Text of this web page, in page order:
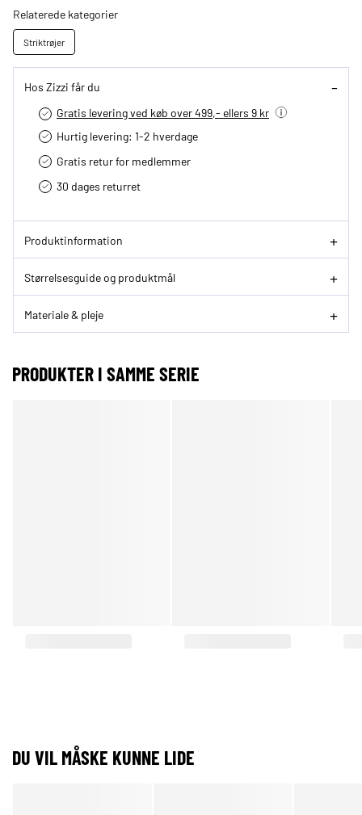
Relaterede kategorier
Striktrøjer
Hos Zizzi får du
Gratis levering ved køb over 499,- ellers 9 kr
Hurtig levering­: 1-2 hverdage
Gratis retur for medlemmer
30 dages returret
Produktinformation
Størrelsesguide og produktmål
Materiale & pleje
PRODUKTER I SAMME SERIE
DU VIL MÅSKE KUNNE LIDE